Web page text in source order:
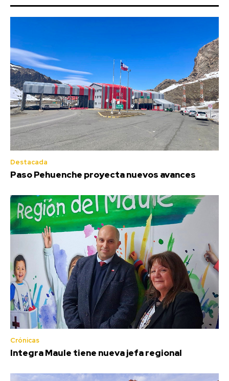
Destacada
Paso Pehuenche proyecta nuevos avances
Crónicas
Integra Maule tiene nueva jefa regional